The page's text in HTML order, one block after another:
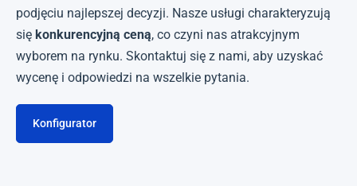
podjęciu najlepszej decyzji. Nasze usługi charakteryzują
się konkurencyjną ceną, co czyni nas atrakcyjnym
wyborem na rynku. Skontaktuj się z nami, aby uzyskać
wycenę i odpowiedzi na wszelkie pytania.
Konfigurator